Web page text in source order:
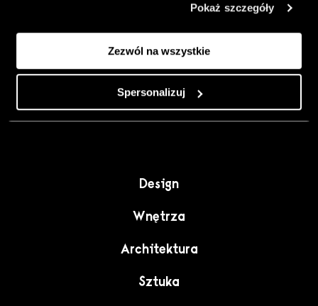
Pokaż szczegóły
Zezwól na wszystkie
Spersonalizuj
rzemiosło jako
punkt wyjścia
do wnętrz
pełnych
charakteru”.
Design
Wnętrza
Architektura
Sztuka